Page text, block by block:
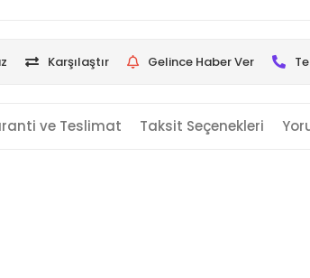
Karşılaştır Gelince Haber Ver
ve Teslimat Taksit Seçenekleri